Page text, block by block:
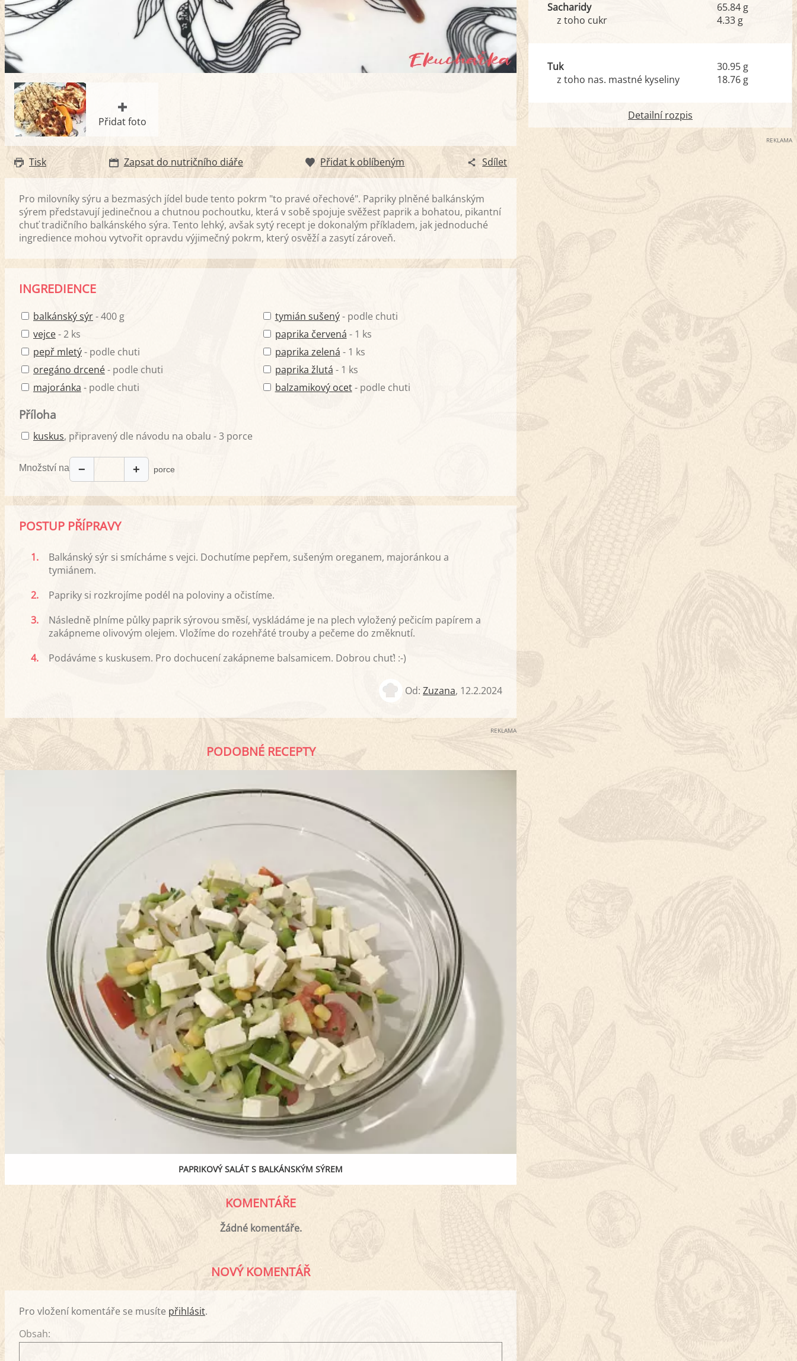
Přidat foto
Tisk Zapsat do nutričního diáře Přidat k oblíbeným Sdílet
Pro milovníky sýru a bezmasých jídel bude tento pokrm "to pravé ořechové". Papriky plněné balkánským
sýrem představují jedinečnou a chutnou pochoutku, která v sobě spojuje svěžest paprik a bohatou, pikantní
chuť tradičního balkánského sýra. Tento lehký, avšak sytý recept je dokonalým příkladem, jak jednoduché
ingredience mohou vytvořit opravdu výjimečný pokrm, který osvěží a zasytí zároveň.
INGREDIENCE
balkánský sýr- 400 g
vejce- 2 ks
pepř mletý- podle chuti
oregáno drcené- podle chuti
majoránka - podle chuti
tymián sušený- podle chuti
paprika červená - 1 ks
paprika zelená - 1 ks
paprika žlutá - 1 ks
balzamikový ocet- podle chuti
Příloha
kuskus, připravený dle návodu na obalu - 3 porce
Množství na − + porce
POSTUP PŘÍPRAVY
1.
Balkánský sýr si smícháme s vejci. Dochutíme pepřem, sušeným oreganem, majoránkou a
tymiánem.
2.
Papriky si rozkrojíme podél na poloviny a očistíme.
3.
Následně plníme půlky paprik sýrovou směsí, vyskládáme je na plech vyložený pečicím papírem a
zakápneme olivovým olejem. Vložíme do rozehřáté trouby a pečeme do změknutí.
4.
Podáváme s kuskusem. Pro dochucení zakápneme balsamicem. Dobrou chuť! :-)
Od:Zuzana, 12.2.2024
REKLAMA
PODOBNÉ RECEPTY
PAPRIKOVÝ SALÁT S BALKÁNSKÝM SÝREM ZAPÉKANÉ
KOMENTÁŘE
Žádné komentáře.
NOVÝ KOMENTÁŘ
Pro vložení komentáře se musíte přihlásit.
Obsah:
Sacharidy
z toho cukr
65.84 g
4.33 g
Tuk
z toho nas. mastné kyseliny
30.95 g
18.76 g
Detailní rozpis
REKLAMA